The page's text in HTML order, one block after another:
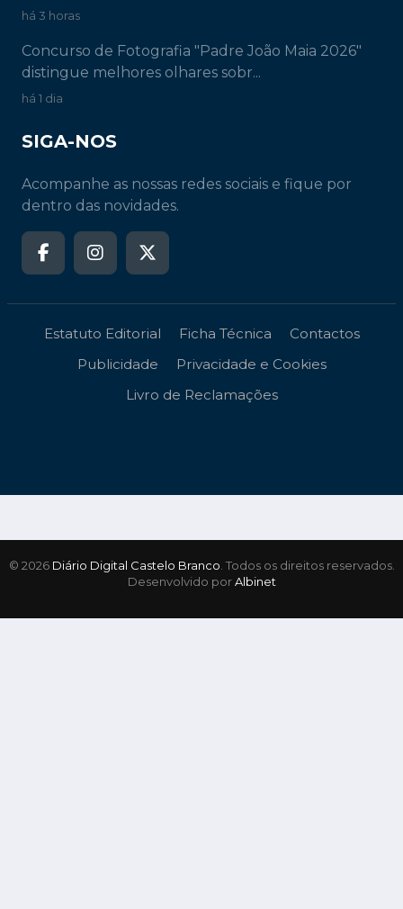
há 3 horas
Concurso de Fotografia "Padre João Maia 2026"
distingue melhores olhares sobr...
há 1 dia
SIGA-NOS
Acompanhe as nossas redes sociais e fique por
dentro das novidades.
Estatuto Editorial Ficha Técnica
Contactos
Publicidade
Privacidade e Cookies
Livro de Reclamações
© 2026 Diário Digital Castelo Branco. Todos os direitos reservados.
Desenvolvido porAlbinet